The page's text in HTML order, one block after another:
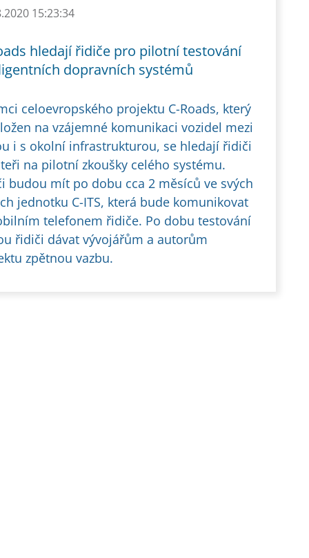
15:23:34
hledají řidiče pro pilotní testování
dopravních systémů
celoevropského projektu C-Roads, který
na vzájemné komunikaci vozidel mezi
i s okolní infrastrukturou, se hledají řidiči
na pilotní zkoušky celého systému.
budou mít po dobu cca 2 měsíců ve svých
jednotku C-ITS, která bude komunikovat
telefonem řidiče. Po dobu testování
řidiči dávat vývojářům a autorům
zpětnou vazbu.